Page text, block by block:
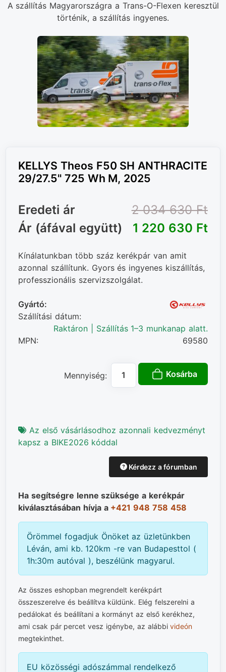
A szállítás Magyarországra a Trans-O-Flexen keresztül
történik, a szállítás ingyenes.
KELLYS Theos F50 SH ANTHRACITE
29/27.5" 725 Wh M, 2025
Eredeti ár
2 034 630 Ft‎
Ár (áfával együtt)
1 220 630 Ft‎
Kínálatunkban több száz kerékpár van amit
azonnal szállítunk. Gyors és ingyenes kiszállítás,
professzionális szervizszolgálat.
Gyártó:
Szállítási dátum:
Raktáron | Szállítás 1–3 munkanap alatt.
MPN:
69580
Mennyiség: Kosárba
Az első vásárlásodhoz azonnali kedvezményt
kapsz a BIKE2026 kóddal
Kérdezz a fórumban
Ha segítségre lenne szüksége a kerékpár
kiválasztásában hívja a +421 948 758 458
Örömmel fogadjuk Önöket az üzletünkben
Léván, ami kb. 120km -re van Budapesttol (
1h:30m autóval ), beszélünk magyarul.
Az összes eshopban megrendelt kerékpárt
összeszerelve és beállítva küldünk. Elég felszerelni a
pedálokat és beállítani a kormányt az első kerékhez,
ami csak pár percet vesz igénybe, az alábbivideón
megtekinthet.
EU közösségi adószámmal rendelkező